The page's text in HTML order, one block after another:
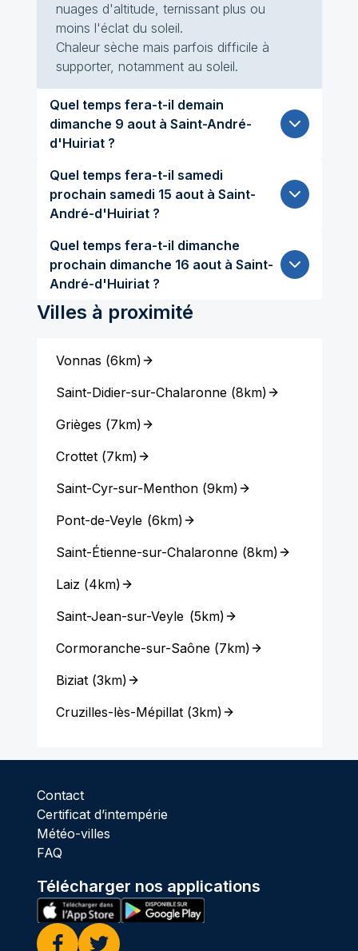
nuages d'altitude, ternissant plus ou
moins l'éclat du soleil.
Chaleur sèche mais parfois difficile à
supporter, notamment au soleil.
Quel temps fera-t-il demain
dimanche 9 aout à Saint-André-
d'Huiriat ?
Quel temps fera-t-il samedi
prochain samedi 15 aout à Saint-
André-d'Huiriat ?
Quel temps fera-t-il dimanche
prochain dimanche 16 aout à Saint-
André-d'Huiriat ?
Villes à proximité
Vonnas (6km)
Saint-Didier-sur-Chalaronne(8km)
Grièges (7km)
Crottet(7km)
Saint-Cyr-sur-Menthon(9km)
Pont-de-Veyle (6km)
Saint-Étienne-sur-Chalaronne(8km)
Laiz (4km)
Saint-Jean-sur-Veyle (5km)
Cormoranche-sur-Saône(7km)
Biziat(3km)
Cruzilles-lès-Mépillat(3km)
Contact
Certificat d’intempérie
Météo-villes
FAQ
Télécharger nos applications